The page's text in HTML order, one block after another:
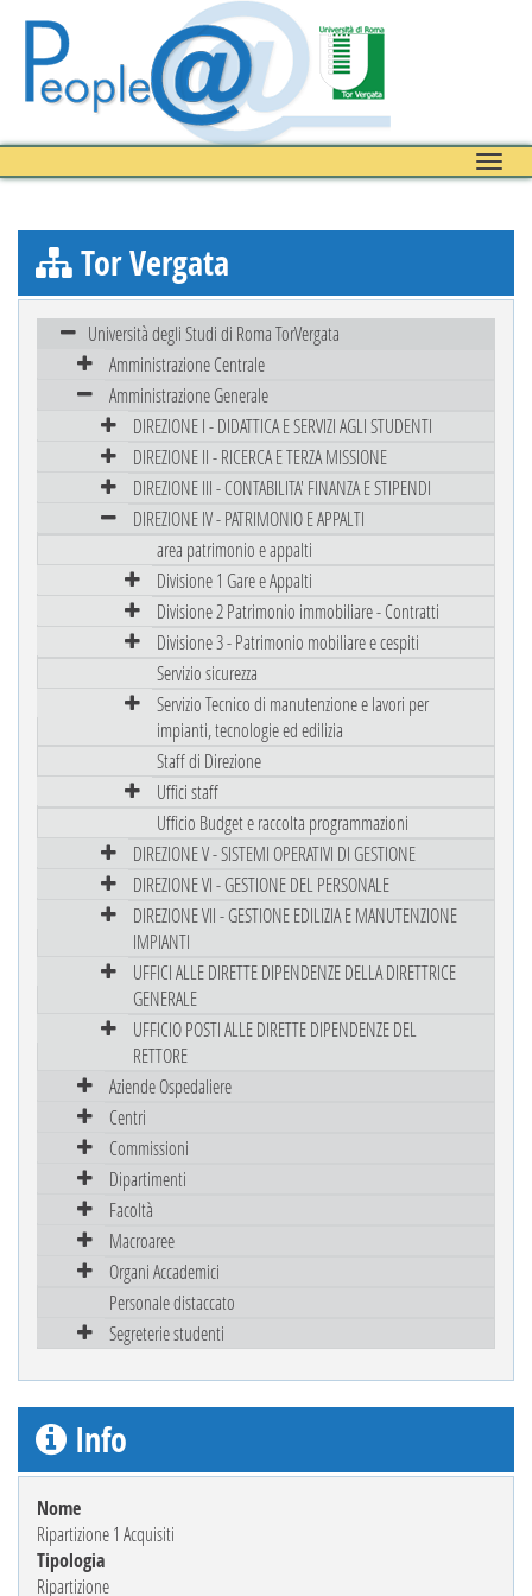
Toggle
Tor Vergata
Università degli Studi di Roma TorVergata
Amministrazione Centrale
Amministrazione Generale
DIREZIONE I - DIDATTICA E SERVIZI AGLI STUDENTI
DIREZIONE II - RICERCA E TERZA MISSIONE
DIREZIONE III - CONTABILITA' FINANZA E STIPENDI
DIREZIONE IV - PATRIMONIO E APPALTI
area patrimonio e appalti
Divisione 1 Gare e Appalti
Divisione 2 Patrimonio immobiliare - Contratti
Divisione 3 - Patrimonio mobiliare e cespiti
Servizio sicurezza
Servizio Tecnico di manutenzione e lavori per
impianti, tecnologie ed edilizia
Staff di Direzione
Uffici staff
Ufficio Budget e raccolta programmazioni
DIREZIONE V - SISTEMI OPERATIVI DI GESTIONE
DIREZIONE VI - GESTIONE DEL PERSONALE
DIREZIONE VII - GESTIONE EDILIZIA E MANUTENZIONE
IMPIANTI
UFFICI ALLE DIRETTE DIPENDENZE DELLA DIRETTRICE
GENERALE
UFFICIO POSTI ALLE DIRETTE DIPENDENZE DEL
RETTORE
Aziende Ospedaliere
Centri
Commissioni
Dipartimenti
Facoltà
Macroaree
Organi Accademici
Personale distaccato
Segreterie studenti
Info
Nome
Ripartizione 1 Acquisiti
Tipologia
Ripartizione